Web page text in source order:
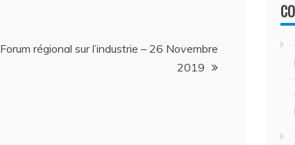
Forum régional sur l’industrie – 26 Novembre
2019